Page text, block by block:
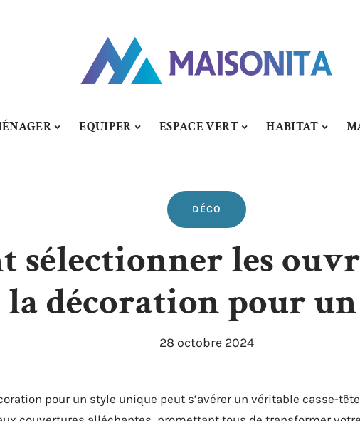
EQUIPER ESPACE VERT HABITAT
DÉCO
sélectionner les
décoration pour
28 octobre 2024
pour un style unique peut s’avérer un véritable casse-